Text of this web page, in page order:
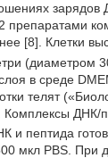
зарядов
препаратами
[8]. Клетки
(диаметром
в среде
телят
. Комплексы ДНК/
и пептида
мкл PBS. При